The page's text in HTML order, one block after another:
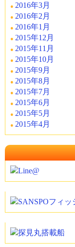
2016年3月
2016年2月
2016年1月
2015年12月
2015年11月
2015年10月
2015年9月
2015年8月
2015年7月
2015年6月
2015年5月
2015年4月